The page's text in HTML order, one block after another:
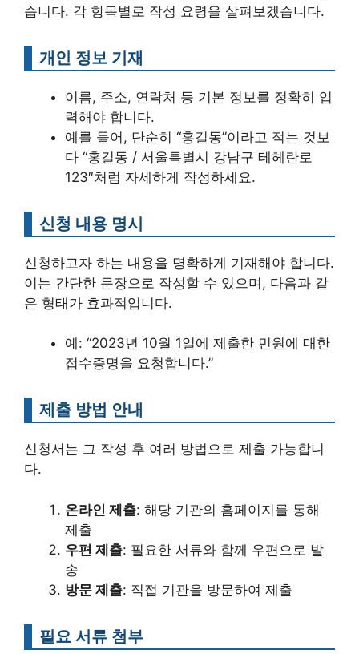
습니다. 각 항목별로 작성 요령을 살펴보겠습니다.
개인 정보 기재
이름, 주소, 연락처 등 기본 정보를 정확히 입
력해야 합니다.
예를 들어, 단순히 “홍길동”이라고 적는 것보
다 “홍길동 / 서울특별시 강남구 테헤란로
123″처럼 자세하게 작성하세요.
신청 내용 명시
신청하고자 하는 내용을 명확하게 기재해야 합니다.
이는 간단한 문장으로 작성할 수 있으며, 다음과 같
은 형태가 효과적입니다.
예: “2023년 10월 1일에 제출한 민원에 대한
접수증명을 요청합니다.”
제출 방법 안내
신청서는 그 작성 후 여러 방법으로 제출 가능합니
다.
온라인 제출: 해당 기관의 홈페이지를 통해
제출
우편 제출: 필요한 서류와 함께 우편으로 발
송
방문 제출: 직접 기관을 방문하여 제출
필요 서류 첨부